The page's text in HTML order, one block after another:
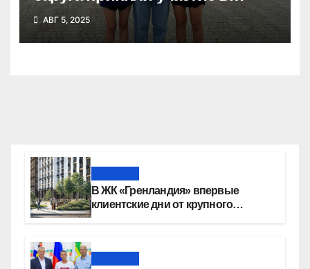
Сибирском марафоне
АВГ 5, 2025
В ЖК «Гренландия» впервые
клиентские дни от крупного